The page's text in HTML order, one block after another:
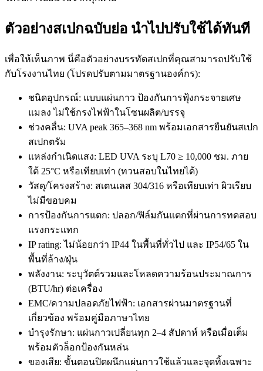
ตัวอย่างสเปกฉบับย่อ นำไปปรับใช้ได้ทันที
เพื่อให้เห็นภาพ นี่คือตัวอย่างบรรทัดสเปกที่คุณสามารถปรับใช้
กับโรงงานไทย (โปรดปรับตามมาตรฐานองค์กร):
ชนิดอุปกรณ์: แบบแผ่นกาว ป้องกันการฟุ้งกระจายเศษ
แมลง ไม่ใช้กรงไฟฟ้าในโซนผลิต/บรรจุ
ช่วงคลื่น: UVA peak 365–368 nm พร้อมเอกสารยืนยันสเปก
สเปกตรัม
แหล่งกำเนิดแสง: LED UVA ระบุ L70 ≥ 10,000 ชม. ภาย
ใต้ 25°C หรือเทียบเท่า (ทวนสอบในไทยได้)
วัสดุ/โครงสร้าง: สเตนเลส 304/316 หรือเทียบเท่า ผิวเรียบ
ไม่มีขอบคม
การป้องกันการแตก: ปลอก/ฟิล์มกันแตกที่ผ่านการทดสอบ
แรงกระแทก
IP rating: ไม่น้อยกว่า IP44 ในพื้นที่ทั่วไป และ IP54/65 ใน
พื้นที่ล้าง/ฝุ่น
พลังงาน: ระบุวัตต์รวมและโหลดความร้อนประมาณการ
(BTU/hr) ต่อเครื่อง
EMC/ความปลอดภัยไฟฟ้า: เอกสารผ่านมาตรฐานที่
เกี่ยวข้อง พร้อมคู่มือภาษาไทย
บำรุงรักษา: แผ่นกาวเปลี่ยนทุก 2–4 สัปดาห์ หรือเมื่อเต็ม
พร้อมตัวล็อกป้องกันหล่น
ของเสีย: ขั้นตอนปิดผนึกแผ่นกาวใช้แล้วและจุดทิ้งเฉพาะ